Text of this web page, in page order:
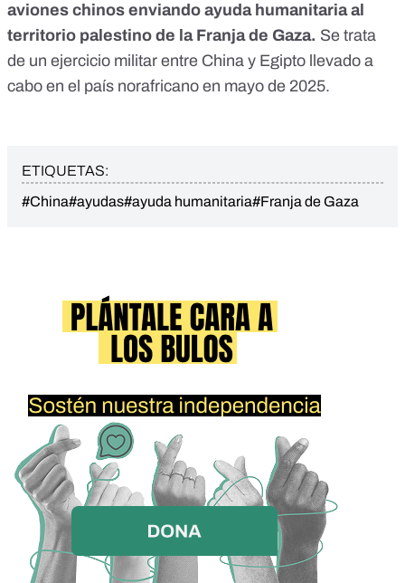
aviones chinos enviando ayuda humanitaria al
territorio palestino de la Franja de Gaza. Se trata
de un ejercicio militar entre China y Egipto llevado a
cabo en el país norafricano en mayo de 2025.
ETIQUETAS:
#China#ayudas#ayuda humanitaria#Franja de Gaza